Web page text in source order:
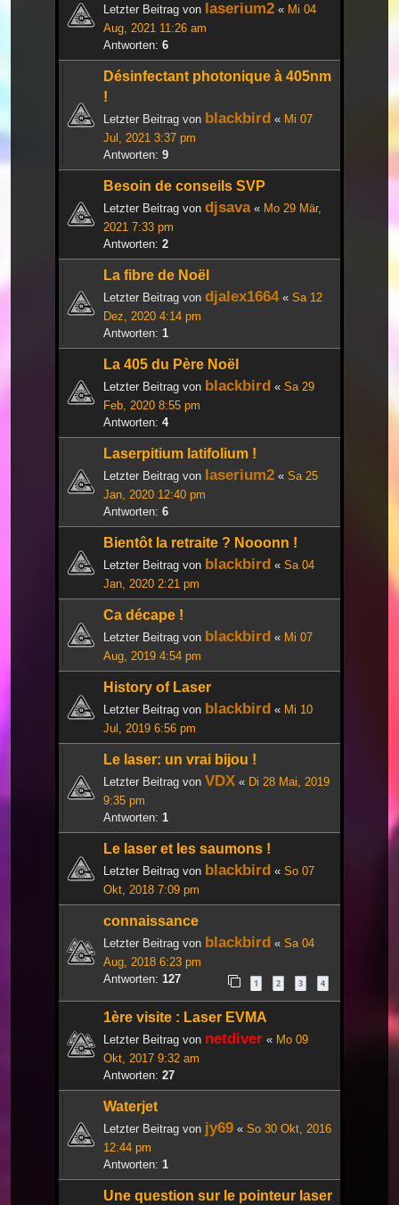
Letzter Beitrag von laserium2 « Mi 04
Aug, 2021 11:26 am
Antworten: 6
Désinfectant photonique à 405nm
!
Letzter Beitrag von blackbird « Mi 07
Jul, 2021 3:37 pm
Antworten: 9
Besoin de conseils SVP
Letzter Beitrag von djsava« Mo 29 Mär,
2021 7:33 pm
Antworten: 2
La fibre de Noël
Letzter Beitrag von djalex1664« Sa 12
Dez, 2020 4:14 pm
Antworten: 1
La 405 du Père Noël
Letzter Beitrag von blackbird « Sa 29
Feb, 2020 8:55 pm
Antworten: 4
Laserpitium latifolium !
Letzter Beitrag von laserium2 « Sa 25
Jan, 2020 12:40 pm
Antworten: 6
Bientôt la retraite ? Nooonn !
Letzter Beitrag von blackbird « Sa 04
Jan, 2020 2:21 pm
Ca décape !
Letzter Beitrag von blackbird « Mi 07
Aug, 2019 4:54 pm
History of Laser
Letzter Beitrag von blackbird « Mi 10
Jul, 2019 6:56 pm
Le laser: un vrai bijou !
Letzter Beitrag von VDX « Di 28 Mai, 2019
9:35 pm
Antworten: 1
Le laser et les saumons !
Letzter Beitrag von blackbird « So 07
Okt, 2018 7:09 pm
connaissance
Letzter Beitrag von blackbird « Sa 04
Aug, 2018 6:23 pm
Antworten: 127 1 2 3 4
1ère visite : Laser EVMA
Letzter Beitrag von netdiver « Mo 09
Okt, 2017 9:32 am
Antworten: 27
Waterjet
Letzter Beitrag von jy69 « So 30 Okt, 2016
12:44 pm
Antworten: 1
Une question sur le pointeur laser